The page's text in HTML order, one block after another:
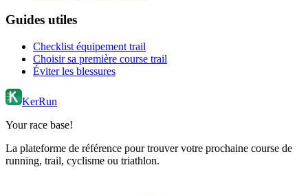
Guides utiles
Checklist équipement trail
Choisir sa première course trail
Éviter les blessures
KerRun
Your race base!
La plateforme de référence pour trouver votre prochaine course de
running, trail, cyclisme ou triathlon.